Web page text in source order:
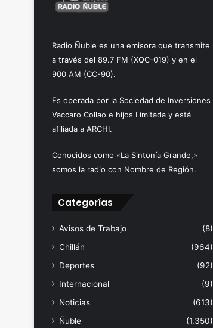
Radio Ñuble es una emisora que transmite
a través del 89.7 FM (XQC-019) y en el
900 AM (CC-90).
Es operada por la Sociedad de Inversiones
Vaccaro Collao e hijos Limitada y está
afiliada a ARCHI.
Conocidos como «La Sintonía Grande,»
somos la radio con Nombre de Región.
Categorías
Avisos de Trabajo
(8)
Chillán
(964)
Deportes
(92)
Internacional
(9)
Noticias
(613)
Ñuble
(1.350)